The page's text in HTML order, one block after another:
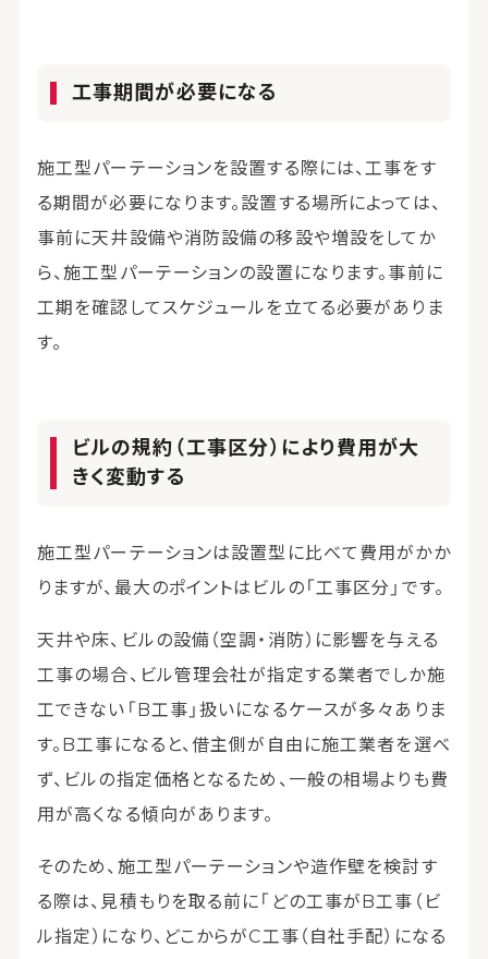
工事期間が必要になる
施工型パーテーションを設置する際には、工事をす
る期間が必要になります。設置する場所によっては、
事前に天井設備や消防設備の移設や増設をしてか
ら、施工型パーテーションの設置になります。事前に
工期を確認してスケジュールを立てる必要がありま
す。
ビルの規約（工事区分）により費用が大
きく変動する
施工型パーテーションは設置型に比べて費用がかか
りますが、最大のポイントはビルの「工事区分」です。
天井や床、ビルの設備（空調・消防）に影響を与える
工事の場合、ビル管理会社が指定する業者でしか施
工できない「B工事」扱いになるケースが多々ありま
す。B工事になると、借主側が自由に施工業者を選べ
ず、ビルの指定価格となるため、一般の相場よりも費
用が高くなる傾向があります。
そのため、施工型パーテーションや造作壁を検討す
る際は、見積もりを取る前に「どの工事がB工事（ビ
ル指定）になり、どこからがC工事（自社手配）になる